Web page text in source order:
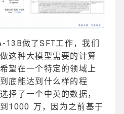
13B做了SFT工作，我们
这种大模型需要的计算
望在一个特定的领域上
底能达到什么样的程
择了一个中英的数据，
1000 万，因为之前基于